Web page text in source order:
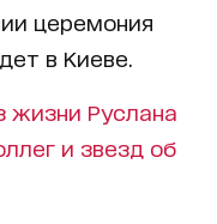
церемония
в Киеве.
жизни Руслана
и звезд об